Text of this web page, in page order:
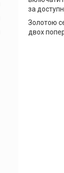
за
Золотою
двох